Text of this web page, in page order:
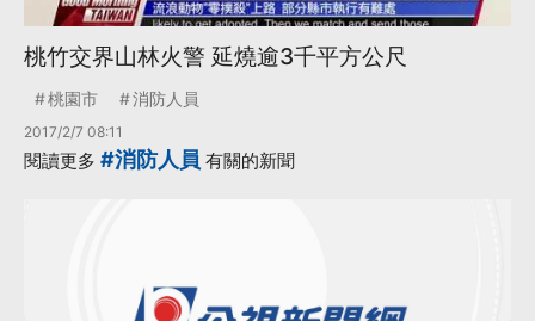
桃竹交界山林火警 延燒逾3千平方公尺
桃園市 消防人員
2017/2/7 08:11
閱讀更多 #消防人員 有關的新聞